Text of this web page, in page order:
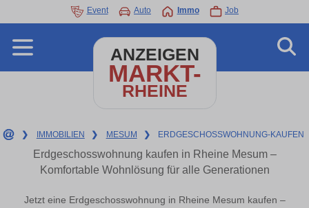
Event Auto Immo Job
ANZEIGEN
MARKT-
RHEINE
❯ IMMOBILIEN ❯ MESUM ❯ ERDGESCHOSSWOHNUNG-KAUFEN
Erdgeschosswohnung kaufen in Rheine Mesum –
Komfortable Wohnlösung für alle Generationen
Jetzt eine Erdgeschosswohnung in Rheine Mesum kaufen –